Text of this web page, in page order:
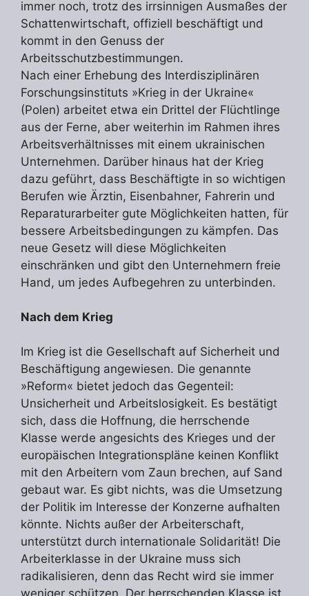
immer noch, trotz des irrsinnigen Ausmaßes der
Schattenwirtschaft, offiziell beschäftigt und
kommt in den Genuss der
Arbeitsschutzbestimmungen.
Nach einer Erhebung des Interdisziplinären
Forschungsinstituts »Krieg in der Ukraine«
(Polen) arbeitet etwa ein Drittel der Flüchtlinge
aus der Ferne, aber weiterhin im Rahmen ihres
Arbeitsverhältnisses mit einem ukrainischen
Unternehmen. Darüber hinaus hat der Krieg
dazu geführt, dass Beschäftigte in so wichtigen
Berufen wie Ärztin, Eisenbahner, Fahrerin und
Reparaturarbeiter gute Möglichkeiten hatten, für
bessere Arbeitsbedingungen zu kämpfen. Das
neue Gesetz will diese Möglichkeiten
einschränken und gibt den Unternehmern freie
Hand, um jedes Aufbegehren zu unterbinden.
Nach dem Krieg
Im Krieg ist die Gesellschaft auf Sicherheit und
Beschäftigung angewiesen. Die genannte
»Reform« bietet jedoch das Gegenteil:
Unsicherheit und Arbeitslosigkeit. Es bestätigt
sich, dass die Hoffnung, die herrschende
Klasse werde angesichts des Krieges und der
europäischen Integrationspläne keinen Konflikt
mit den Arbeitern vom Zaun brechen, auf Sand
gebaut war. Es gibt nichts, was die Umsetzung
der Politik im Interesse der Konzerne aufhalten
könnte. Nichts außer der Arbeiterschaft,
unterstützt durch internationale Solidarität! Die
Arbeiterklasse in der Ukraine muss sich
radikalisieren, denn das Recht wird sie immer